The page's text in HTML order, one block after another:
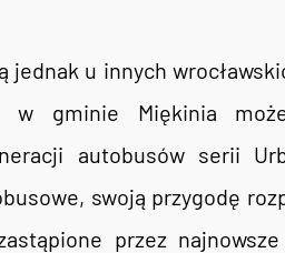
u innych
gminie Miękinia
autobusów serii
swoją przygodę
przez